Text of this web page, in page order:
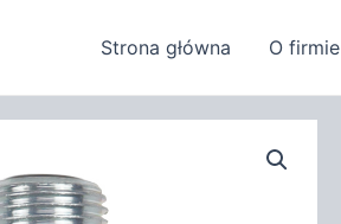
Strona główna O firmie